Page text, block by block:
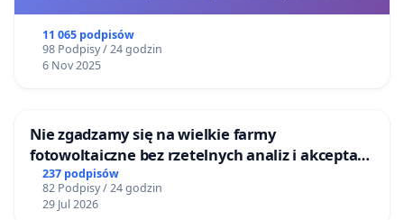
11 065 podpisów
98 Podpisy / 24 godzin
6 Nov 2025
Nie zgadzamy się na wielkie farmy
fotowoltaiczne bez rzetelnych analiz i akceptacji
mieszkańców
237 podpisów
82 Podpisy / 24 godzin
29 Jul 2026